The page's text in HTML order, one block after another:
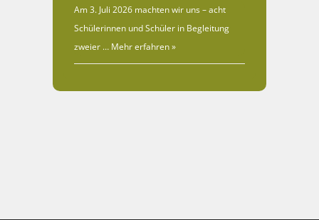
Am 3. Juli 2026 machten wir uns – acht
Schülerinnen und Schüler in Begleitung
zweier … Mehr erfahren »